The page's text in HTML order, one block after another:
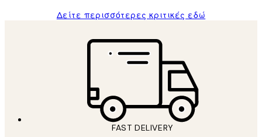
Δείτε περισσότερες κριτικές εδώ
FAST DELIVERY